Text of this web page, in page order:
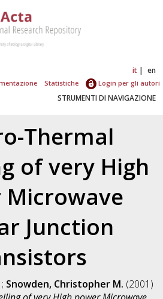
it en
Statistiche Login per gli autori
STRUMENTI DI NAVIGAZIONE
Thermal
of very High
Microwave
Junction
; Snowden, Christopher M. (2001)